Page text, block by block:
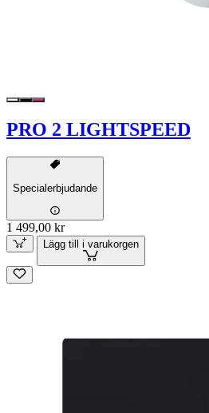
PRO 2 LIGHTSPEED
Specialerbjudande
1 499,00 kr
Lägg till i varukorgen